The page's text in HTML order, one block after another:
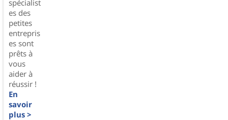
spécialist
es des
petites
entrepris
es sont
prêts à
vous
aider à
réussir !
En
savoir
plus >